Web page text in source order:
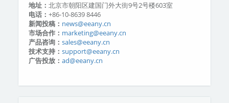
地址： 北京市朝阳区建国门外大街9号2号楼603室
电话： +86-10-8639 8446
新闻投稿： news@eeany.cn
市场合作： marketing@eeany.cn
产品咨询： sales@eeany.cn
技术支持： support@eeany.cn
广告投放： ad@eeany.cn